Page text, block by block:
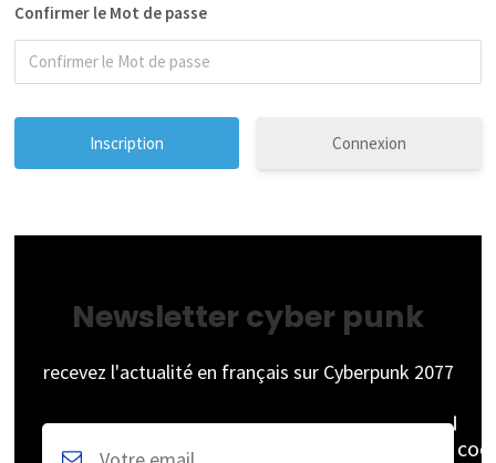
Confirmer le Mot de passe
Connexion
Newsletter cyber punk
recevez l'actualité en français sur Cyberpunk 2077